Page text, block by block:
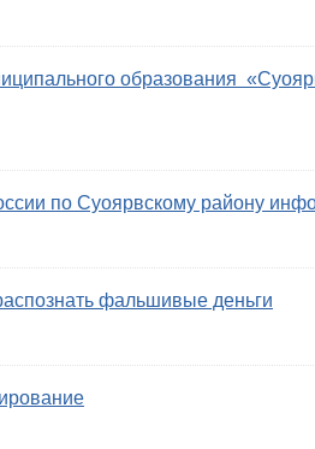
образования
по Суоярвскому району
фальшивые деньги